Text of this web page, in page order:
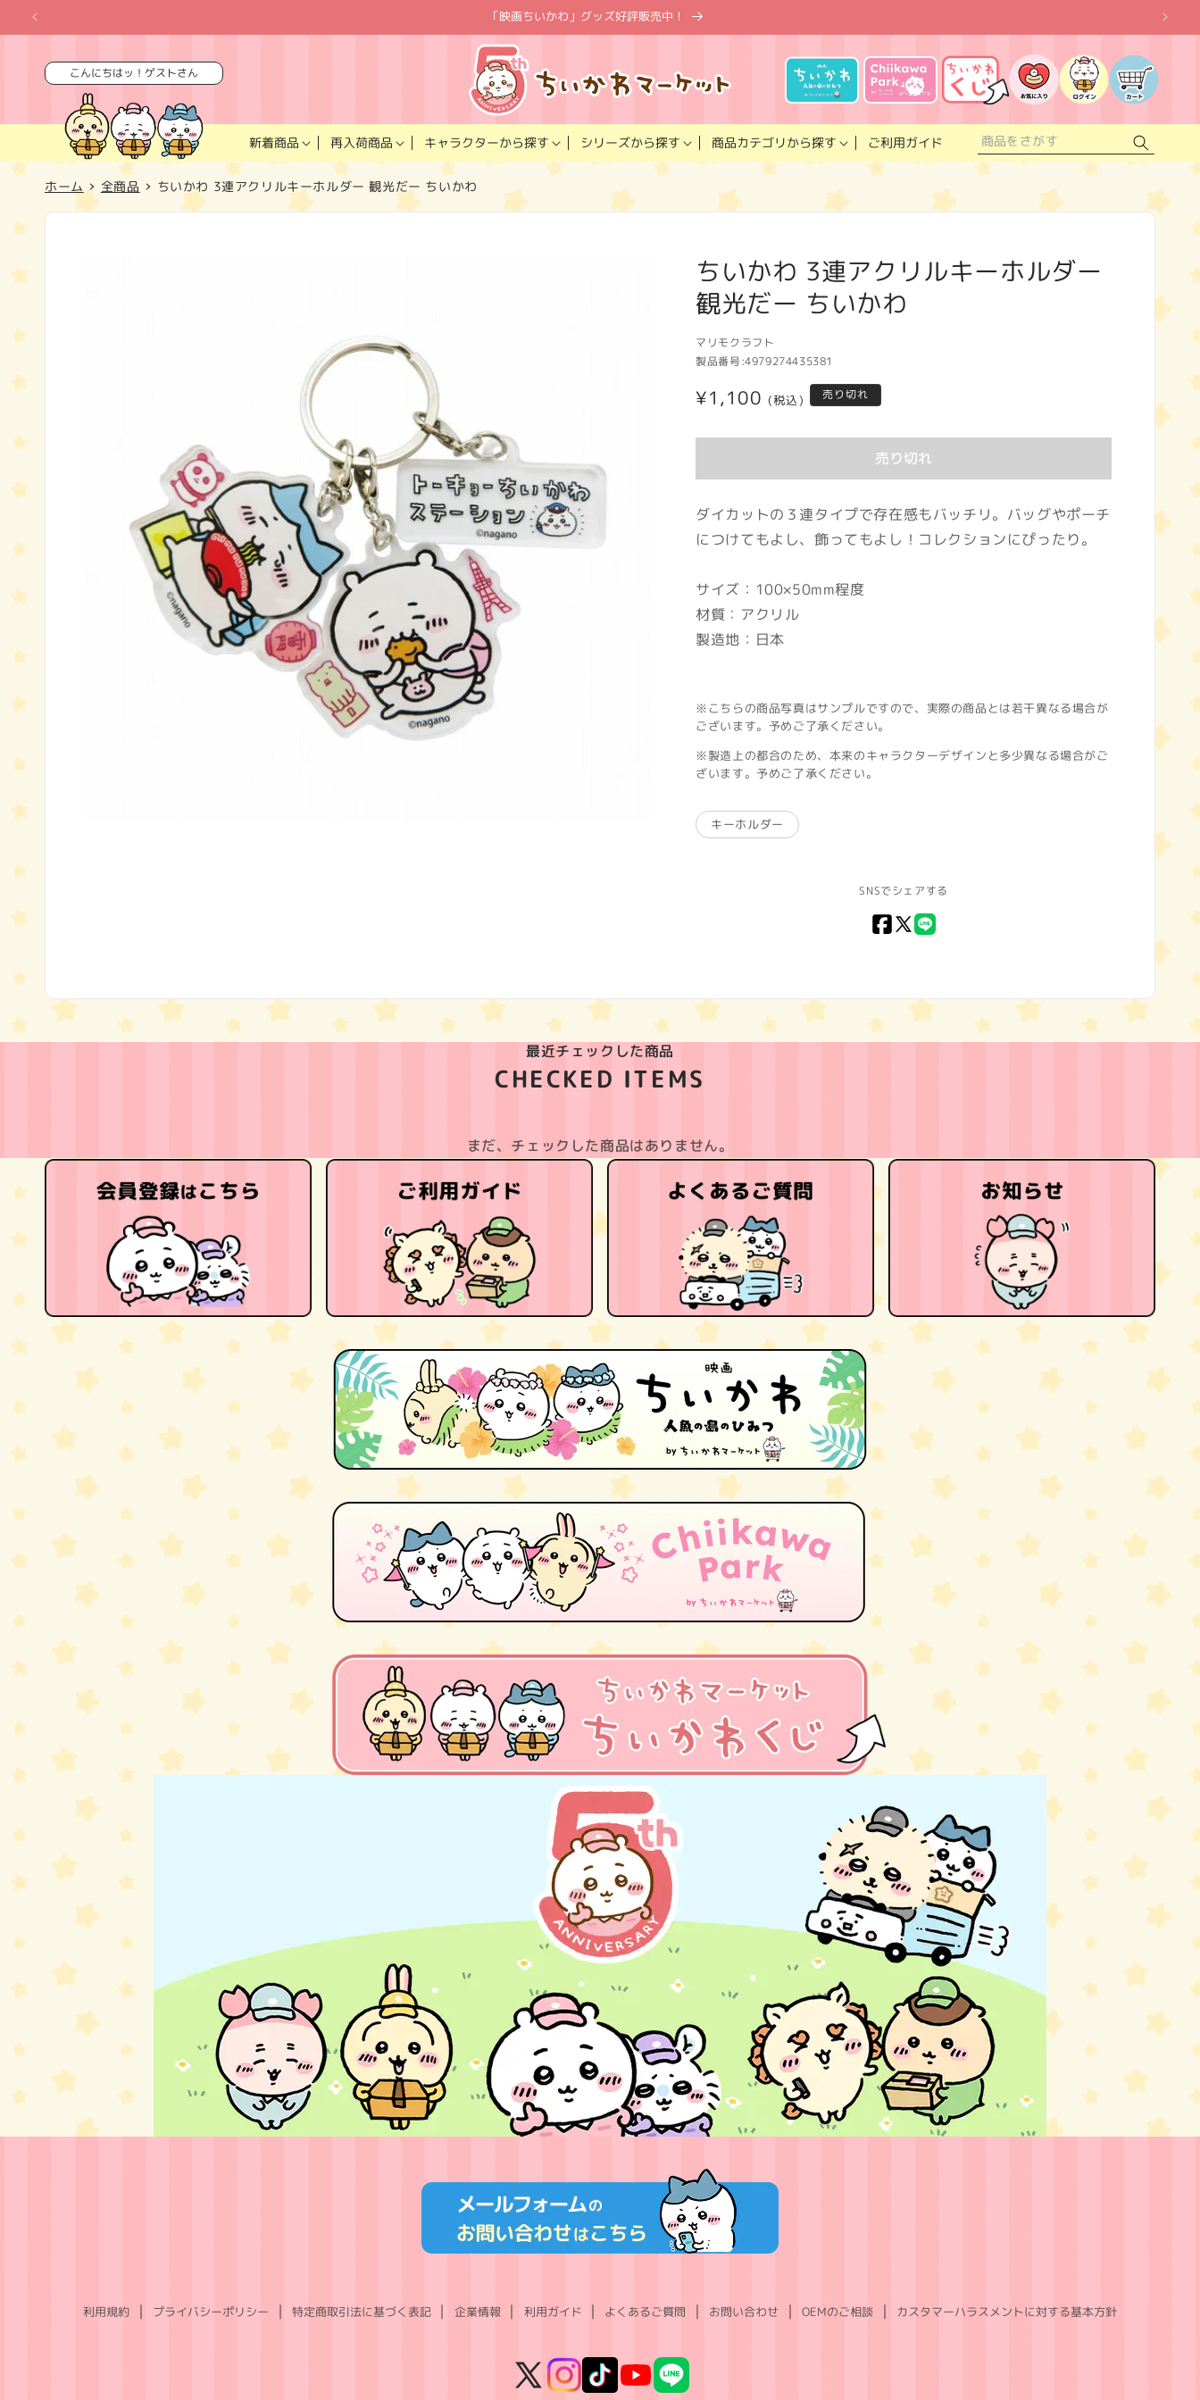
ンツに
進む
「映画ちいかわ」グッズ好評販売中！
こんにちはッ！ゲストさん
新着商品 再入荷商品 キャラクターから探す シリーズから探す 商品カテゴリから探す ご利用ガイド
入
り
ス
ト
グ
イ
カ
ー
ト
ホーム 全商品 ちいかわ 3連アクリルキーホルダー 観光だー ちいかわ
開
ちいかわ 3連アクリルキーホルダー
観光だー ちいかわ
マリモクラフト
製品番号:4979274435381
通
格
¥1,100 (税込) 売り切れ
売り切れ
ダイカットの３連タイプで存在感もバッチリ。バッグやポーチ
につけてもよし、飾ってもよし！コレクションにぴったり。
サイズ：100×50mm程度
材質：アクリル
製造地：日本
※こちらの商品写真はサンプルですので、実際の商品とは若干異なる場合が
ございます。予めご了承ください。
※製造上の都合のため、本来のキャラクターデザインと多少異なる場合がご
ざいます。予めご了承ください。
キーホルダー
SNSでシェアする
Facebook
X
最近チェックした商品
CHECKED ITEMS
まだ、チェックした商品はありません。
利用規約 プライバシーポリシー 特定商取引法に基づく表記 企業情報 利用ガイド よくあるご質問 お問い合わせ OEMのご相談 カスタマーハラスメントに対する基本方針
X
InstagramTikTokYouTubeLINE